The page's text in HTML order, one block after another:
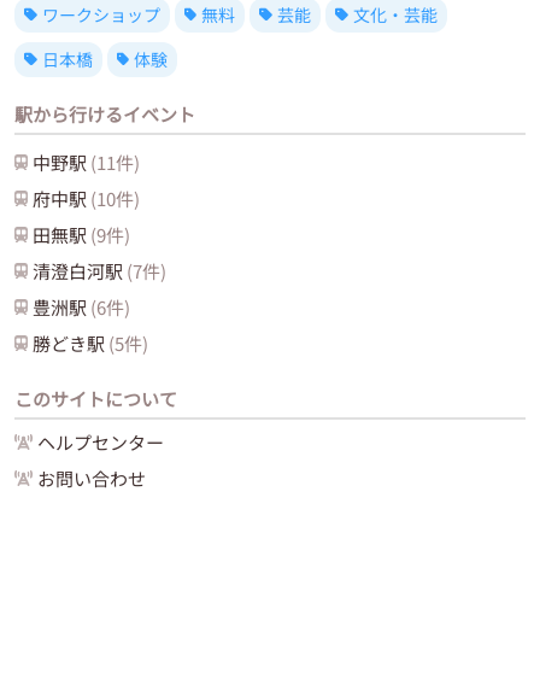
ワークショップ
無料 芸能
文化・芸能
日本橋
体験
駅から行けるイベント
中野駅 (11件)
府中駅 (10件)
田無駅 (9件)
清澄白河駅 (7件)
豊洲駅 (6件)
勝どき駅 (5件)
このサイトについて
ヘルプセンター
お問い合わせ